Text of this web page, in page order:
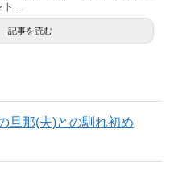
ト...
記事を読む
旦那(夫)との馴れ初め